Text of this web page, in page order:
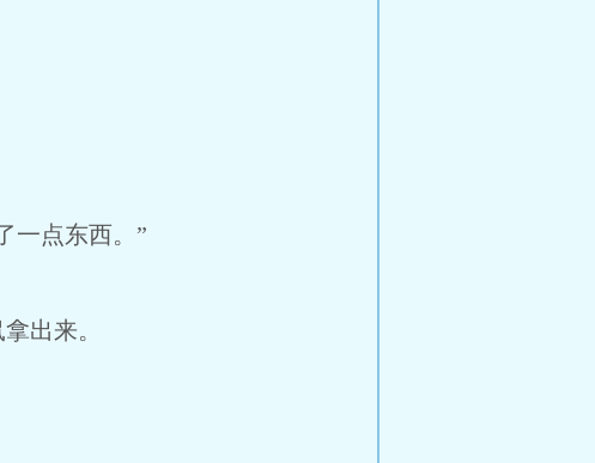
一点东西。”
出来。